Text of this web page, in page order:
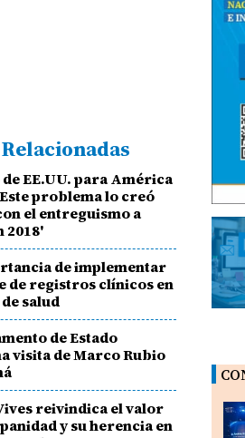
EE.UU. para América
problema lo creó
el entreguismo a
2018'
de implementar
de registros clínicos en
salud
de Estado
visita de Marco Rubio
reivindica el valor
y su herencia en